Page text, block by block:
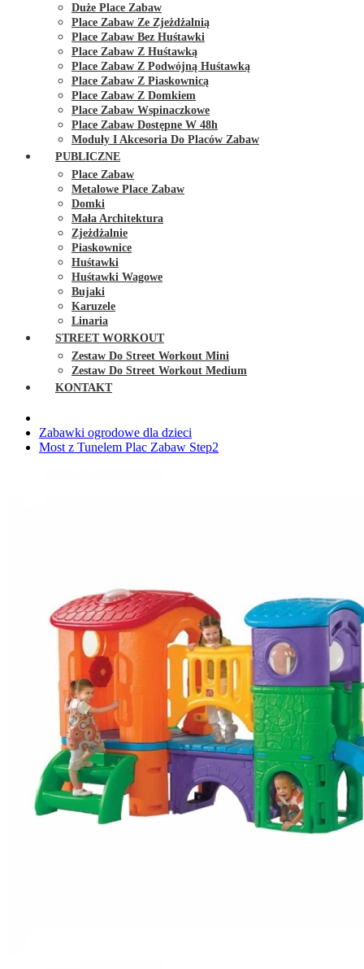
Duże Place Zabaw
Place Zabaw Ze Zjeżdżalnią
Place Zabaw Bez Huśtawki
Place Zabaw Z Huśtawką
Place Zabaw Z Podwójną Huśtawką
Place Zabaw Z Piaskownicą
Place Zabaw Z Domkiem
Place Zabaw Wspinaczkowe
Place Zabaw Dostępne W 48h
Moduły I Akcesoria Do Placów Zabaw
PUBLICZNE
Place Zabaw
Metalowe Place Zabaw
Domki
Mała Architektura
Zjeżdżalnie
Piaskownice
Huśtawki
Huśtawki Wagowe
Bujaki
Karuzele
Linaria
STREET WORKOUT
Zestaw Do Street Workout Mini
Zestaw Do Street Workout Medium
KONTAKT
Zabawki ogrodowe dla dzieci
Most z Tunelem Plac Zabaw Step2